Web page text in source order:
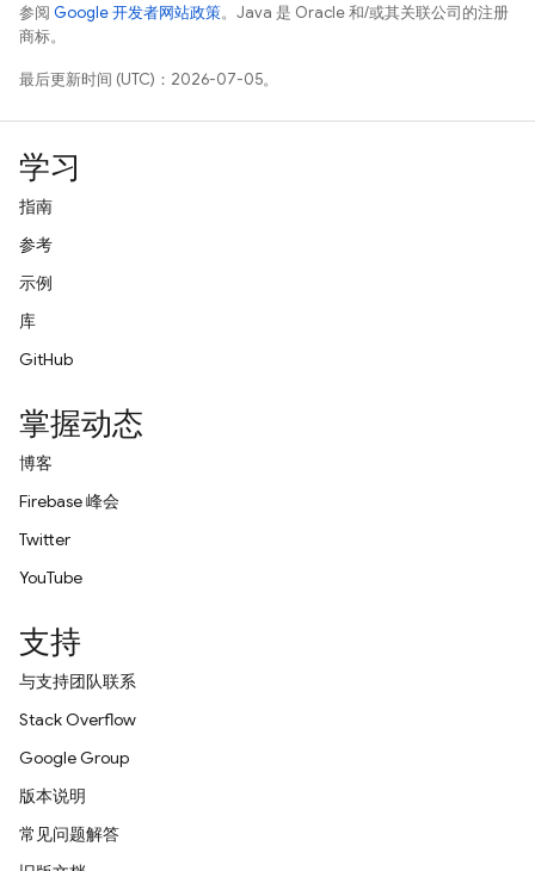
参阅 Google 开发者网站政策。Java 是 Oracle 和/或其关联公司的注册
商标。
最后更新时间 (UTC)：2026-07-05。
学习
指南
参考
示例
库
GitHub
掌握动态
博客
Firebase 峰会
Twitter
YouTube
支持
与支持团队联系
Stack Overflow
Google Group
版本说明
常见问题解答